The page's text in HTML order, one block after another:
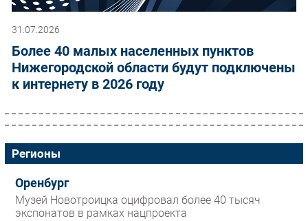
31.07.2026
Более 40 малых населенных пунктов
Нижегородской области будут подключены
к интернету в 2026 году
Регионы
Оренбург
Музей Новотроицка оцифровал более 40 тысяч
экспонатов в рамках нацпроекта